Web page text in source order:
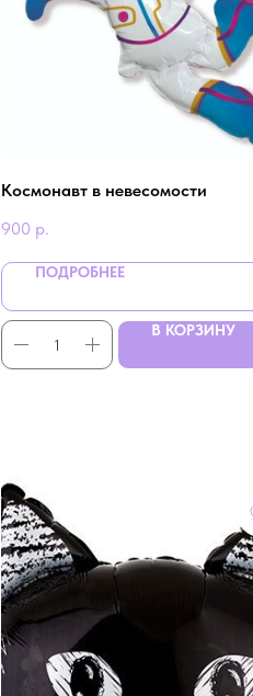
Космонавт в невесомости
900 р.
ПОДРОБНЕЕ
В КОРЗИНУ